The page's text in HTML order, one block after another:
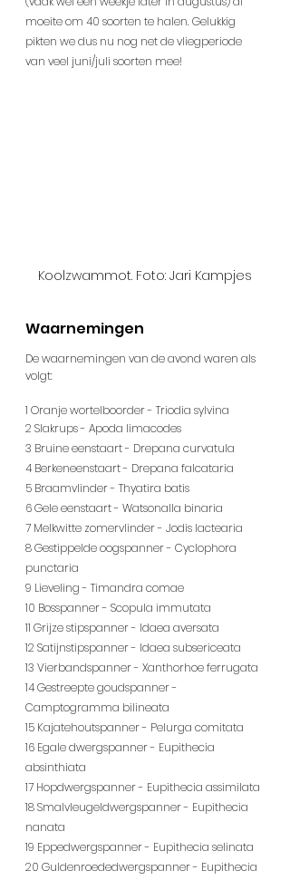
moeite om 40 soorten te halen. Gelukkig
pikten we dus nu nog net de vliegperiode
van veel juni/juli soorten mee!
Koolzwammot. Foto: Jari Kampjes
Waarnemingen
De waarnemingen van de avond waren als
volgt:
1 Oranje wortelboorder - Triodia sylvina
2 Slakrups - Apoda limacodes
3 Bruine eenstaart - Drepana curvatula
4 Berkeneenstaart - Drepana falcataria
5 Braamvlinder - Thyatira batis
6 Gele eenstaart - Watsonalla binaria
7 Melkwitte zomervlinder - Jodis lactearia
8 Gestippelde oogspanner - Cyclophora
punctaria
9 Lieveling - Timandra comae
10 Bosspanner - Scopula immutata
11 Grijze stipspanner - Idaea aversata
12 Satijnstipspanner - Idaea subsericeata
13 Vierbandspanner - Xanthorhoe ferrugata
14 Gestreepte goudspanner -
Camptogramma bilineata
15 Kajatehoutspanner - Pelurga comitata
16 Egale dwergspanner - Eupithecia
absinthiata
17 Hopdwergspanner - Eupithecia assimilata
18 Smalvleugeldwergspanner - Eupithecia
nanata
19 Eppedwergspanner - Eupithecia selinata
20 Guldenroededwergspanner - Eupithecia